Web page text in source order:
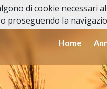
Home
di cookie
proseguendo la